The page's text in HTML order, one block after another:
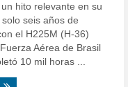
hito relevante en su
seis años de
el H225M (H-36)
Aérea de Brasil
10 mil horas ...